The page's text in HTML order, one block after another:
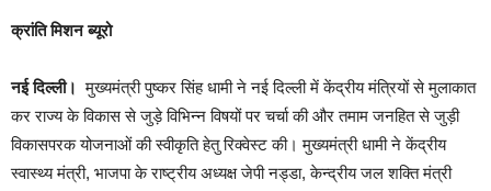
क्रांति मिशन ब्यूरो
नई दिल्ली।मुख्यमंत्री पुष्कर सिंह धामी ने नई दिल्ली में केंद्रीय मंत्रियों से मुलाकात
कर राज्य के विकास से जुड़े विभिन्न विषयों पर चर्चा की और तमाम जनहित से जुड़ी
विकासपरक योजनाओं की स्वीकृति हेतु रिक्वेस्ट की। मुख्यमंत्री धामी ने केंद्रीय
स्वास्थ्य मंत्री, भाजपा के राष्ट्रीय अध्यक्ष जेपी नड्डा, केन्द्रीय जल शक्ति मंत्री